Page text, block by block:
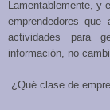
Lamentablemente, y
emprendedores
actividades para
información, no
¿Qué clase de